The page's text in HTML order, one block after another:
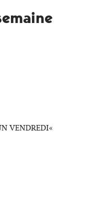
VENDREDI«